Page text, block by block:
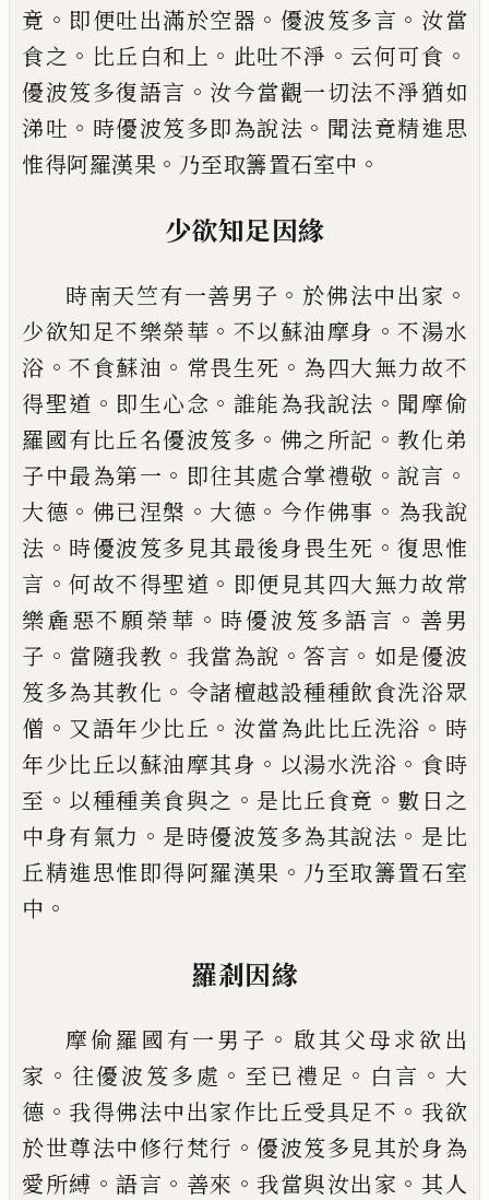
竟 。 即便吐出滿於空器 。 優波笈多言 。 汝當
食之 。 比丘白和 上 。 此吐不淨 。 云何可食 。
優波笈多復語言 。 汝今當觀一切法不淨猶如
涕吐 。 時優波笈多即為說法 。 聞法竟精進思
惟得阿羅漢果 。 乃至取籌置石室中 。
少欲知足因緣
時南天竺有一善男子 。 於佛法中出家 。
少欲知足不樂榮華 。 不以蘇油摩身 。不湯水
浴 。不食蘇油 。 常畏生死 。 為四大無力故不
得聖道 。 即生心念 。 誰能為我說法 。 聞摩偷
羅國有比丘名優波笈多 。 佛之所記 。教化弟
子中最為第一 。 即往其處合掌禮敬 。說言 。
大德 。 佛已涅槃 。 大德 。 今作佛事 。 為我說
法 。 時優波笈多 見其最後身畏生死 。復思惟
言 。何故不得聖道 。 即便見其四大無力故常
樂麁惡不願榮華 。 時優波笈多語言 。 善男
子 。 當隨我教 。 我當為說 。答言 。 如是優波
笈多為其教化 。 令諸檀越設種種飲食洗浴眾
僧 。 又語年少比丘 。 汝當為此比丘洗浴 。 時
年少比丘以蘇油摩其身 。 以湯水洗浴 。 食時
至 。 以種種美食與之 。 是比丘食竟 。 數日之
中身有氣力 。 是時優波笈多為其說法 。 是比
丘精進思惟即得阿羅漢果 。 乃至取籌置石室
中 。
羅剎因緣
摩偷羅國有一男子 。 啟其父母求欲出
家 。 往優波笈多處 。 至已禮足 。 白言 。 大
德 。 我得佛法中出家作比丘受具足不 。 我欲
於世尊法中修行梵行 。優波笈多見其於身為
愛所縛 。語言 。 善來 。 我當與汝出家 。其人